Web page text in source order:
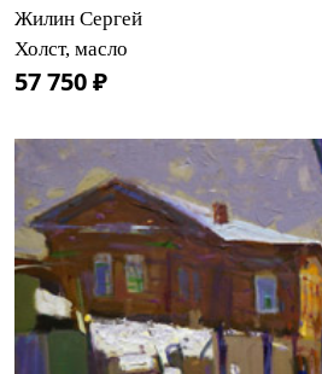
Жилин Сергей
Холст, масло
57 750 ₽